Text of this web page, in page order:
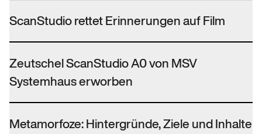
ScanStudio rettet Erinnerungen auf Film
Zeutschel ScanStudio A0 von MSV
Systemhaus erworben
Metamorfoze: Hintergründe, Ziele und Inhalte